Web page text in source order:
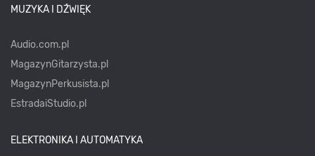
MUZYKA I DŹWIĘK
Audio.com.pl
MagazynGitarzysta.pl
MagazynPerkusista.pl
EstradaiStudio.pl
ELEKTRONIKA I AUTOMATYKA